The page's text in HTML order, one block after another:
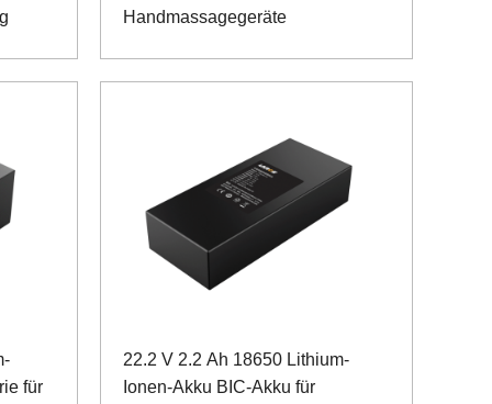
Handmassagegeräte
für
22.2 V 2.2 Ah 18650 Lithium-
Ionen-Akku BIC-Akku für